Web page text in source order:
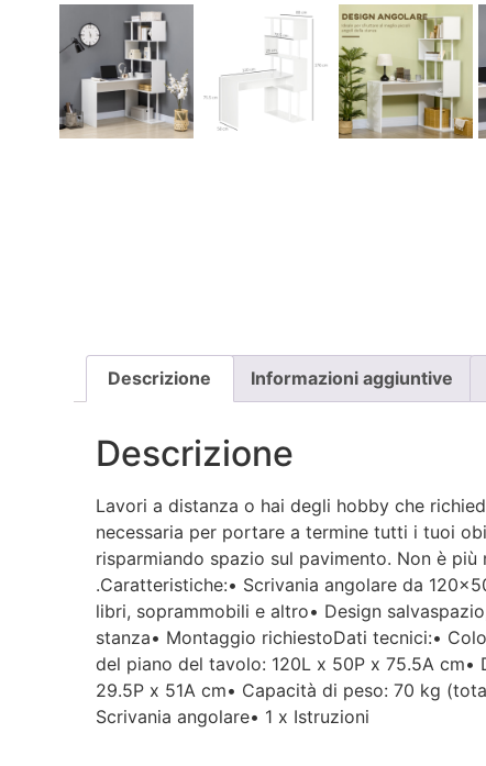
Descrizione Informazioni aggiuntive
Descrizione
Lavori a distanza o hai degli hobby che
necessaria per portare a termine tutti i tuoi
risparmiando spazio sul pavimento. Non è
.Caratteristiche:• Scrivania angolare da
libri, soprammobili e altro• Design
stanza• Montaggio richiestoDati tecnici:•
del piano del tavolo: 120L x 50P x 75.5A
29.5P x 51A cm• Capacità di peso: 70 kg
Scrivania angolare• 1 x Istruzioni